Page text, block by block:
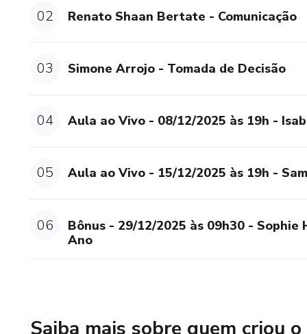
oficial.
Esse momento se chama
proposta, se conecte aos
com consciência e presença.
R$ 350,00.
disponíveis até 31/01/26) +
você como crédito integral na
02 Renato Shaan Bertate - Comunicação
03 Simone Arrojo - Tomada de Decisão
04 Aula ao Vivo - 08/12/2025 às 19h -
05 Aula ao Vivo - 15/12/2025 às 19h -
06
Bônus - 29/12/2025 às 09h30 -
Ano
Saiba mais sobre quem criou